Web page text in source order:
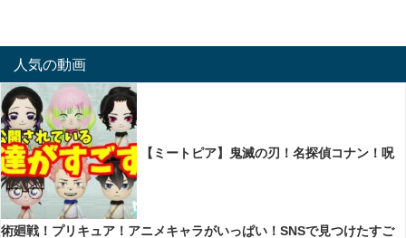
人気の動画
【ミートピア】鬼滅の刃！名探偵コナン！呪
術廻戦！プリキュア！アニメキャラがいっぱい！SNSで見つけたすご